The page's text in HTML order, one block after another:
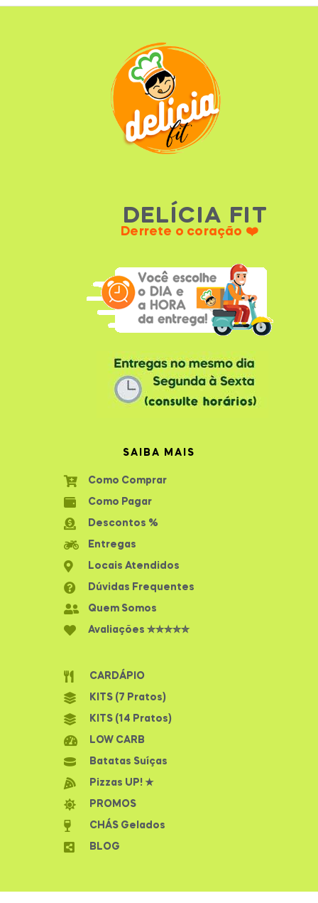
DELÍCIA FIT
Derrete o coração ❤️
SAIBA MAIS
Como Comprar
Como Pagar
Descontos %
Entregas
Locais Atendidos
Dúvidas Frequentes
Quem Somos
Avaliações ✮✮✮✮✮
CARDÁPIO
KITS (7 Pratos)
KITS (14 Pratos)
LOW CARB
Batatas Suíças
Pizzas UP! ★
PROMOS
CHÁS Gelados
BLOG